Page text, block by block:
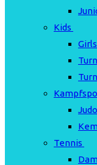
Kids
Judo
Tennis